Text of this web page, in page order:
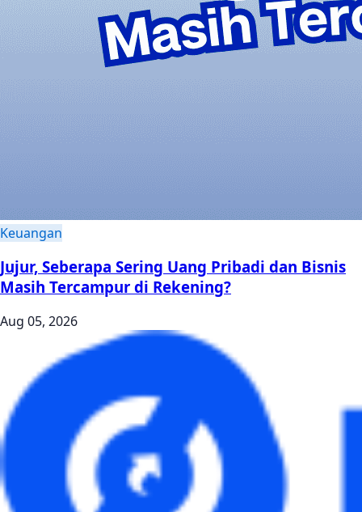
Keuangan
Jujur, Seberapa Sering Uang Pribadi dan Bisnis
Masih Tercampur di Rekening?
Aug 05, 2026